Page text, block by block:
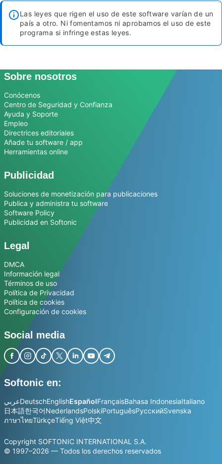
Las leyes que rigen el uso de este software varían de un
país a otro. Ni fomentamos ni aprobamos el uso de este
programa si infringe estas leyes.
Sobre nosotros
Conócenos
Centro de Seguridad y Confianza
Ayuda y Soporte
Empleo
Directrices editoriales
Añade tu software / app
Herramientas online
Publicidad
Soluciones de monetización para publicaciones
Publica y administra tu software
Software Policy
Publicidad en Softonic
Legal
DMCA
Información legal
Términos de uso
Política de Privacidad
Política de cookies
Configuración de cookies
Social media
Softonic en:
عربيDeutschEnglishEspañolFrançaisBahasa IndonesiaItaliano
日本語한국어NederlandsPolskiPortuguêsРусскийSvenska
ภาษาไทยTürkçeTiếng Việt中文
Copyright SOFTONIC INTERNATIONAL S.A.
© 1997–2026 — Todos los derechos reservados